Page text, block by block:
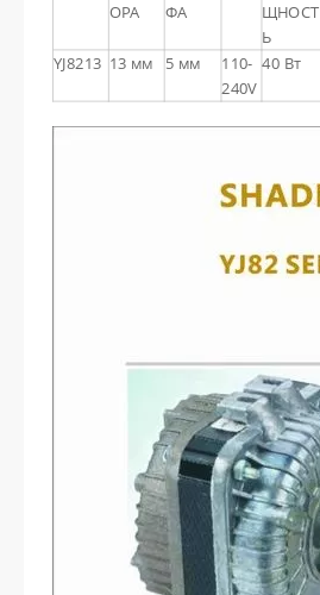
ОРА
ФА
ЩНОСТ
Ь
YJ8213 13 мм 5 мм
110-
240V
40 Вт